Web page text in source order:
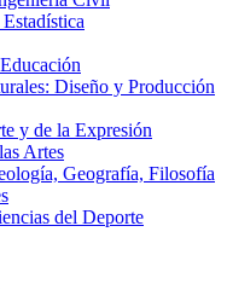
Diseño y Producción
y de la Expresión
Artes
Geografía, Filosofía
del Deporte